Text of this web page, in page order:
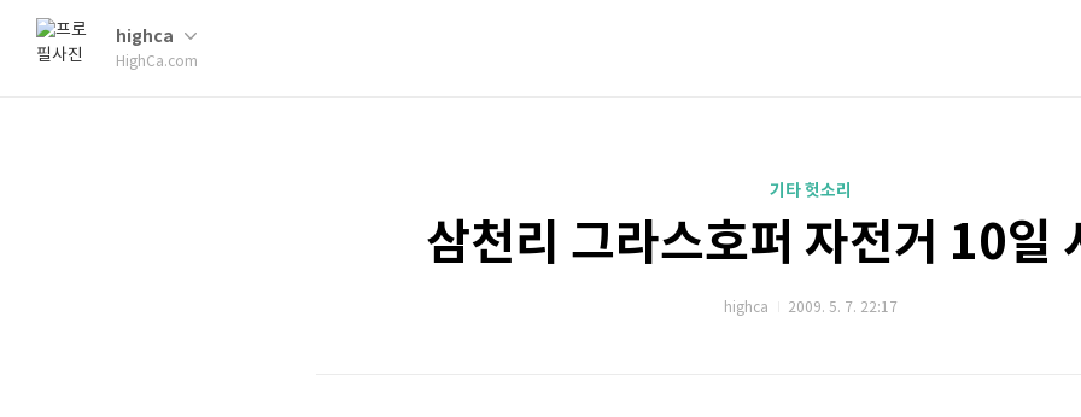
highca
HighCa.com
기타 헛소리
삼천리 그라스호퍼 자전거 10일
highca 2009. 5. 7. 22:17